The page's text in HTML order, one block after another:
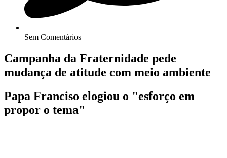
Sem Comentários
Campanha da Fraternidade pede
mudança de atitude com meio ambiente
Papa Franciso elogiou o "esforço em
propor o tema"